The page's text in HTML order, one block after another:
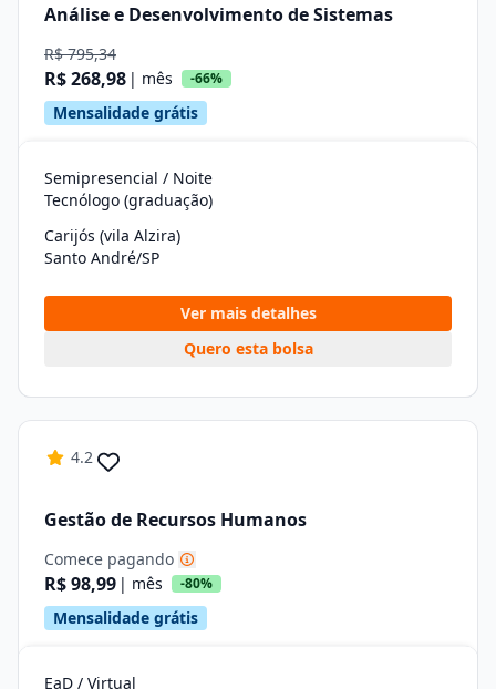
Análise e Desenvolvimento de Sistemas
R$ 795,34
R$ 268,98 | mês -66%
Mensalidade grátis
Semipresencial / Noite
Tecnólogo (graduação)
Carijós (vila Alzira)
Santo André/SP
Ver mais detalhes
Quero esta bolsa
4.2
Gestão de Recursos Humanos
Comece pagando
R$ 98,99 | mês -80%
Mensalidade grátis
EaD / Virtual